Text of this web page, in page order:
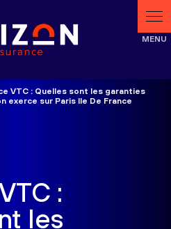
VTC : Quelles sont les garanties
exerce sur Paris Ile De France
:
les